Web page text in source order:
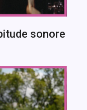
sonore